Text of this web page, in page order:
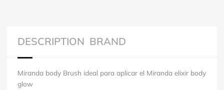
DESCRIPTION BRAND
Miranda body Brush ideal para aplicar el Miranda elixir body
glow